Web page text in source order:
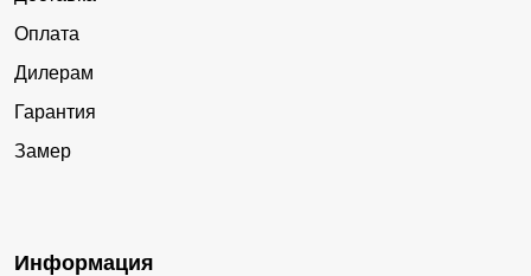
Оплата
Дилерам
Гарантия
Замер
Информация